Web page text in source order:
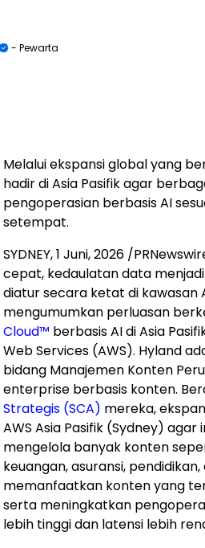
- Pewarta
Melalui ekspansi global yang
hadir di Asia Pasifik agar
pengoperasian berbasis AI
setempat.
SYDNEY,1 Juni, 2026 /
cepat, kedaulatan data
diatur secara ketat di kawasan
mengumumkan perluasan
Cloud™ berbasis AI di Asia
Web Services (AWS). Hyland
bidang Manajemen Konten
enterprise berbasis konten.
Strategis (SCA) mereka,
AWS Asia Pasifik (Sydney)
mengelola banyak konten
keuangan, asuransi,
memanfaatkan konten yang
serta meningkatkan
lebih tinggi dan latensi lebih